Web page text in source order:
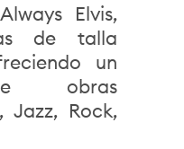
Elvis,
de talla
un
obras
Jazz, Rock,